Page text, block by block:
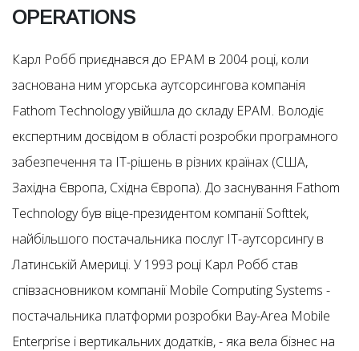
OPERATIONS
Карл Робб приєднався до EPAM в 2004 році, коли
заснована ним угорська аутсорсингова компанія
Fathom Technology увійшла до складу EPAM. Володіє
експертним досвідом в області розробки програмного
забезпечення та ІТ-рішень в різних країнах (США,
Західна Європа, Східна Європа). До заснування Fathom
Technology був віце-президентом компанії Softtek,
найбільшого постачальника послуг ІТ-аутсорсингу в
Латинській Америці. У 1993 році Карл Робб став
співзасновником компанії Mobile Computing Systems -
постачальника платформи розробки Bay-Area Mobile
Enterprise і вертикальних додатків, - яка вела бізнес на